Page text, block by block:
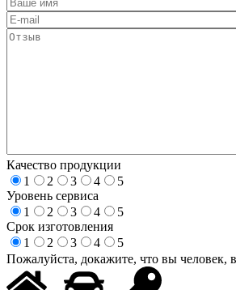
Качество продукции
1
2 3 4
5
Уровень сервиса
1
2 3 4
5
Срок изготовления
1
2 3 4
5
Пожалуйста, докажите, что вы человек,